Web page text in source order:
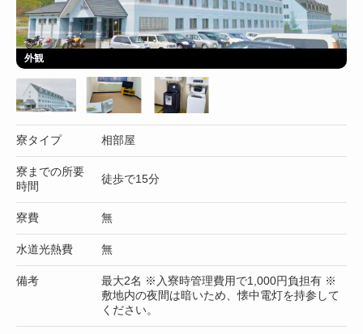
外観
寮タイプ 相部屋
寮までの所要
時間
徒歩で15分
寮費 無
水道光熱費 無
備考
最大2名 ※入寮時管理費用で1,000円負担有 ※
敷地内の夜間は暗いため、懐中電灯を持参して
ください。